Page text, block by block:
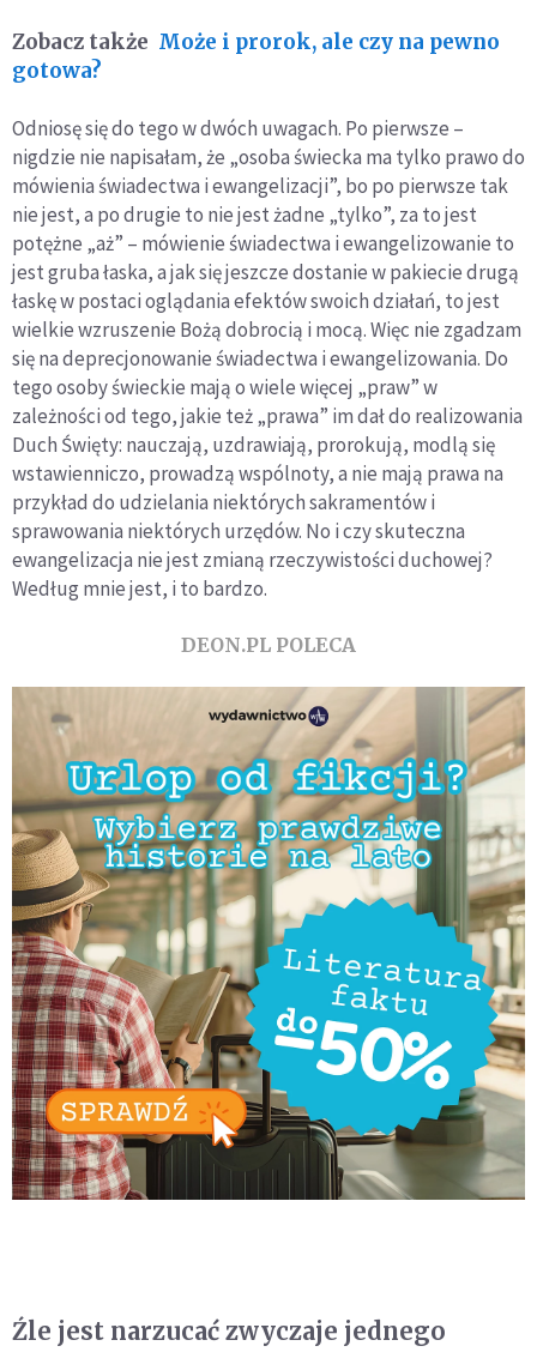
Zobacz także Może i prorok, ale czy na pewno
gotowa?
Odniosę się do tego w dwóch uwagach. Po pierwsze –
nigdzie nie napisałam, że „osoba świecka ma tylko prawo do
mówienia świadectwa i ewangelizacji”, bo po pierwsze tak
nie jest, a po drugie to nie jest żadne „tylko”, za to jest
potężne „aż” – mówienie świadectwa i ewangelizowanie to
jest gruba łaska, a jak się jeszcze dostanie w pakiecie drugą
łaskę w postaci oglądania efektów swoich działań, to jest
wielkie wzruszenie Bożą dobrocią i mocą. Więc nie zgadzam
się na deprecjonowanie świadectwa i ewangelizowania. Do
tego osoby świeckie mają o wiele więcej „praw” w
zależności od tego, jakie też „prawa” im dał do realizowania
Duch Święty: nauczają, uzdrawiają, prorokują, modlą się
wstawienniczo, prowadzą wspólnoty, a nie mają prawa na
przykład do udzielania niektórych sakramentów i
sprawowania niektórych urzędów. No i czy skuteczna
ewangelizacja nie jest zmianą rzeczywistości duchowej?
Według mnie jest, i to bardzo.
DEON.PL POLECA
Źle jest narzucać zwyczaje jednego